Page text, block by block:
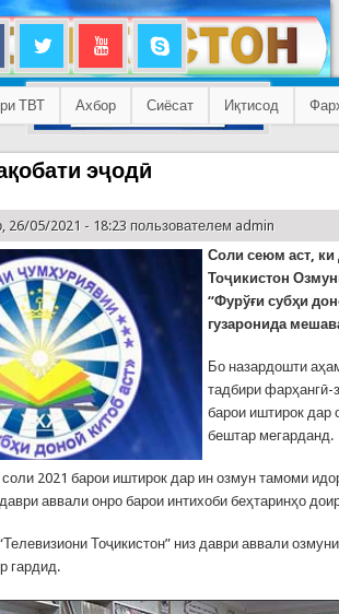
ТВТ Ахбор Сиёсат Иқтисод
эҷодӣ
26/05/2021 - 18:23 пользователем admin
Соли сеюм аст,
Тоҷикистон
“Фурўғи субҳи
гузаронида
Бо назардошти
тадбири
барои иштирок дар
бештар мегарданд.
2021 барои иштирок дар ин озмун тамоми
аввали онро барои интихоби беҳтаринҳо
Тоҷикистон” низ даври аввали
гардид.